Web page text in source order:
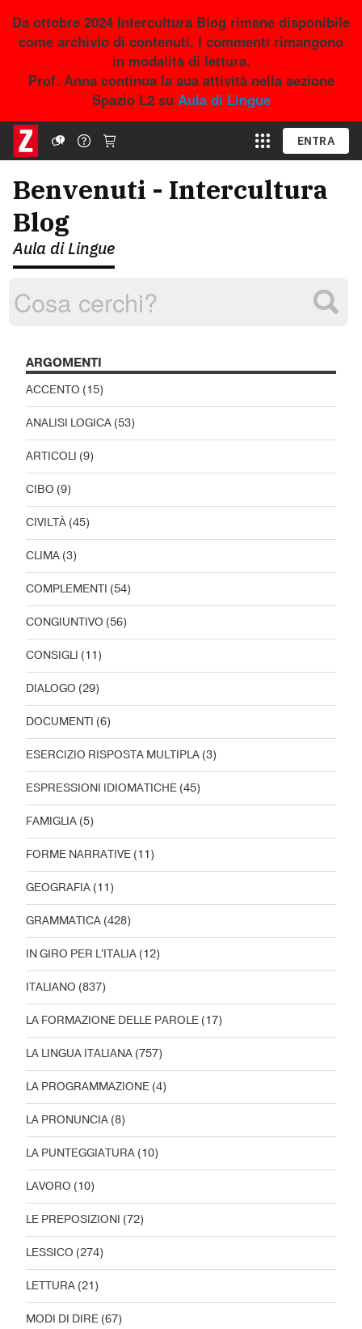
Da ottobre 2024 Intercultura Blog rimane disponibile
come archivio di contenuti. I commenti rimangono
in modalità di lettura.
Prof. Anna continua la sua attività nella sezione
Spazio L2 su Aula di Lingue
ENTRA
Benvenuti - Intercultura
Blog
Aula di Lingue
ARGOMENTI
ACCENTO (15)
ANALISI LOGICA (53)
ARTICOLI (9)
CIBO (9)
CIVILTÀ (45)
CLIMA (3)
COMPLEMENTI (54)
CONGIUNTIVO (56)
CONSIGLI (11)
DIALOGO (29)
DOCUMENTI (6)
ESERCIZIO RISPOSTA MULTIPLA (3)
ESPRESSIONI IDIOMATICHE (45)
FAMIGLIA (5)
FORME NARRATIVE (11)
GEOGRAFIA (11)
GRAMMATICA (428)
IN GIRO PER L'ITALIA (12)
ITALIANO (837)
LA FORMAZIONE DELLE PAROLE (17)
LA LINGUA ITALIANA (757)
LA PROGRAMMAZIONE (4)
LA PRONUNCIA (8)
LA PUNTEGGIATURA (10)
LAVORO (10)
LE PREPOSIZIONI (72)
LESSICO (274)
LETTURA (21)
MODI DI DIRE (67)